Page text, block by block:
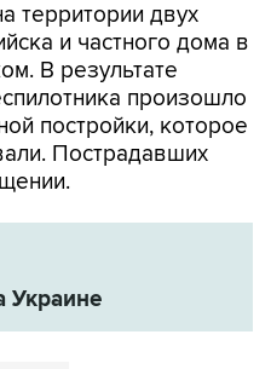
территории двух
и частного дома в
В результате
произошло
постройки, которое
Пострадавших
Украине